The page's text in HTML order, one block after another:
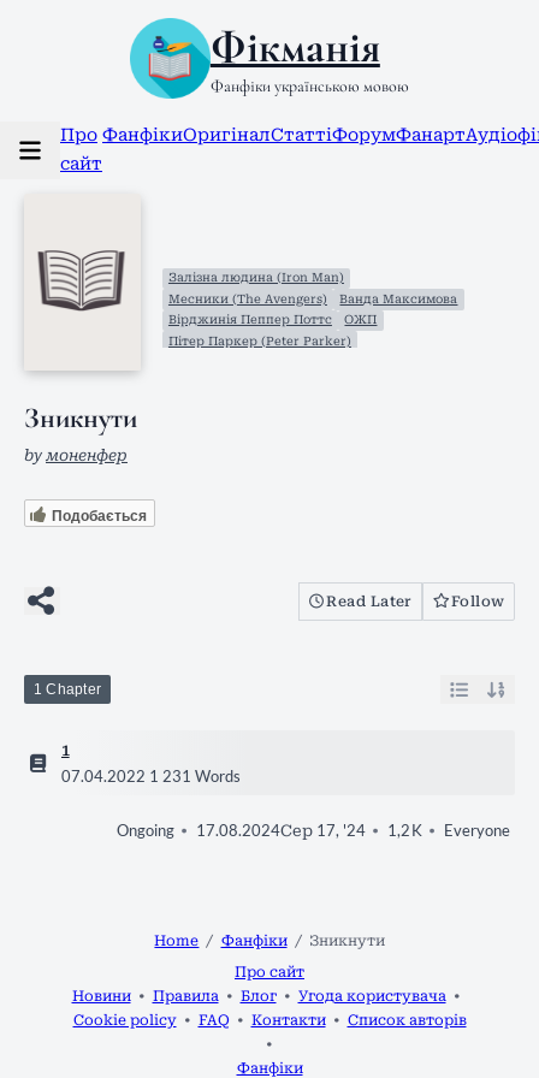
Фікманія
Фанфіки українською мовою
Про
сайт
ФанфікиОригіналСтаттіФорумФанарт
Залізна людина (Iron Man)
Месники (The Avengers)
Ванда Максимова
Вірджинія Пеппер Поттс
ОЖП
Пітер Паркер (Peter Parker)
Зникнути
by моненфер
Подобається
Read Later Follow
1 Chapter
1
07.04.2022 1 231 Words
Ongoing 17.08.2024Сер 17, '24 1,2 K Everyone
Home Фанфіки
Зникнути
Про сайт
Новини
Правила Блог
Угода користувача
Cookie policy
FAQ Контакти Список авторів
Фанфіки